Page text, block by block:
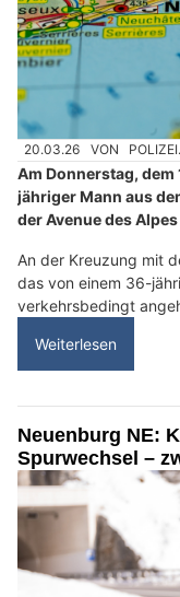
20.03.26 VON
Am Donnerstag, dem
jähriger Mann aus
der Avenue des
An der Kreuzung mit
das von einem 36-
verkehrsbedingt
Weiterlesen
Neuenburg NE:
Spurwechsel –